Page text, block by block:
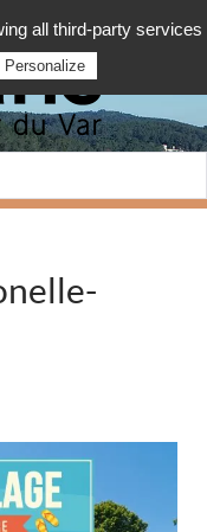
all third-party services
Personalize